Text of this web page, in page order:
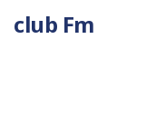
club Fm